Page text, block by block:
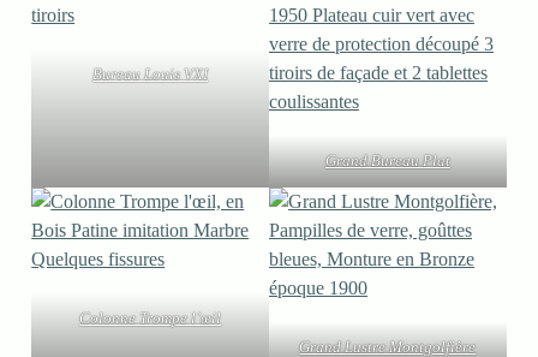
Bureau Louis VXI
Grand Bureau Plat
Colonne Trompe l’œil
Grand Lustre Montgolfière